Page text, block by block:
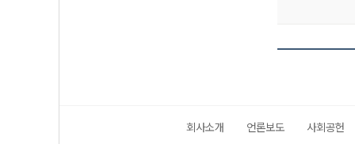
회사소개 언론보도 사회공헌